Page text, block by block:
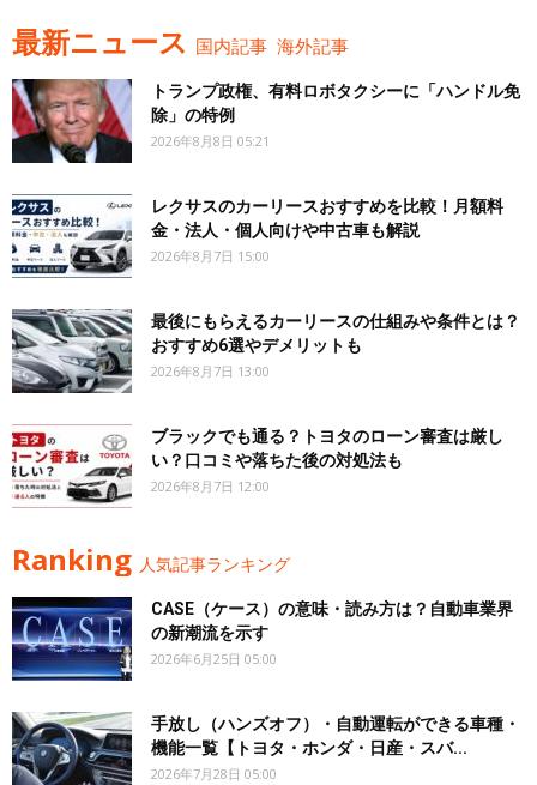
最新ニュース 国内記事 海外記事
トランプ政権、有料ロボタクシーに「ハンドル免
除」の特例
2026年8月8日 05:21
レクサスのカーリースおすすめを比較！月額料
金・法人・個人向けや中古車も解説
2026年8月7日 15:00
最後にもらえるカーリースの仕組みや条件とは？
おすすめ6選やデメリットも
2026年8月7日 13:00
ブラックでも通る？トヨタのローン審査は厳し
い？口コミや落ちた後の対処法も
2026年8月7日 12:00
Ranking 人気記事ランキング
CASE（ケース）の意味・読み方は？自動車業界
の新潮流を示す
2026年6月25日 05:00
手放し（ハンズオフ）・自動運転ができる車種・
機能一覧【トヨタ・ホンダ・日産・スバ...
2026年7月28日 05:00